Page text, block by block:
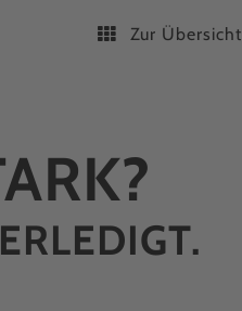
Zur Übersicht